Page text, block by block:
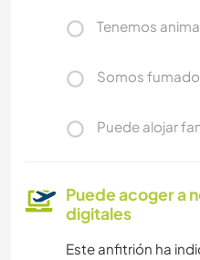
Tenemos
Somos
Puede alojar
Puede acoger a
digitales
Este anfitrión ha